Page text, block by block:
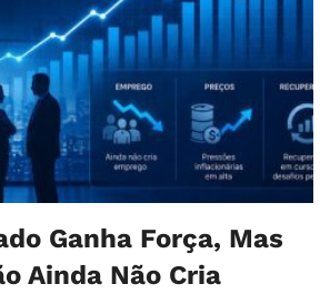
Ganha Força, Mas
Ainda Não Cria